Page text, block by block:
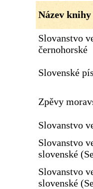
Název knihy
Slovanstvo
černohorské
Slovenské
Zpěvy
Slovanstvo
Slovanstvo
slovenské
Slovanstvo
slovenské